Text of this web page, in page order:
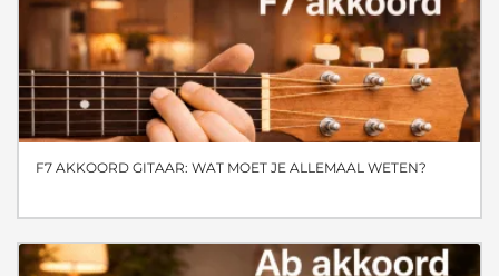
F7 AKKOORD GITAAR: WAT MOET JE ALLEMAAL WETEN?